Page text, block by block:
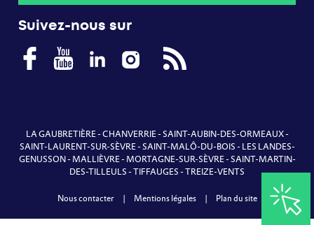
Suivez-nous sur
LA GAUBRETIÈRE-CHANVERRIE-SAINT-AUBIN-DES-ORMEAUX-
SAINT-LAURENT-SUR-SÈVRE-SAINT-MALÔ-DU-BOIS-LES LANDES-
GENUSSON-MALLIÈVRE-MORTAGNE-SUR-SÈVRE-SAINT-MARTIN-
DES-TILLEULS-TIFFAUGES-TREIZE-VENTS
Nous contacter | Mentions légales | Plan du site